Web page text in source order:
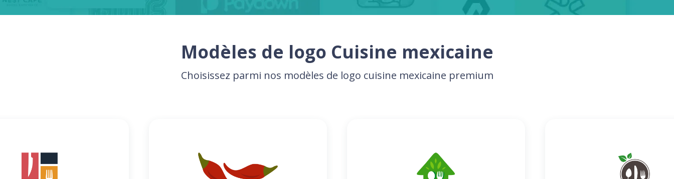
Modèles de logo Cuisine mexicaine
Choisissez parmi nos modèles de logo cuisine mexicaine premium